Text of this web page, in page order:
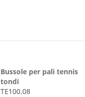
Bussole per pali tennis
tondi
TE100.08